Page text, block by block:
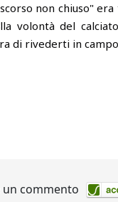
non chiuso"
volontà del
di rivederti in